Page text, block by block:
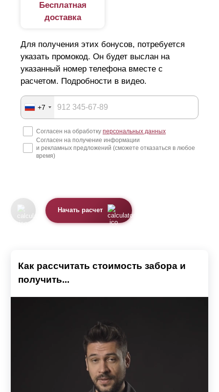
Бесплатная
доставка
Для получения этих бонусов, потребуется
указать промокод. Он будет выслан на
указанный номер телефона вместе с
расчетом. Подробности в видео.
+7
Согласен на обработку персональных данных
Согласен на получение информации
и рекламных предложений (сможете отказаться в любое
время)
Начать расчет
Как рассчитать стоимость забора и
получить...